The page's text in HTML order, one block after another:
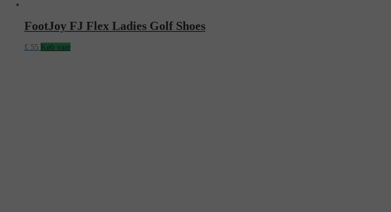
FootJoy FJ Flex Ladies Golf Shoes
£ 55 Køb vare